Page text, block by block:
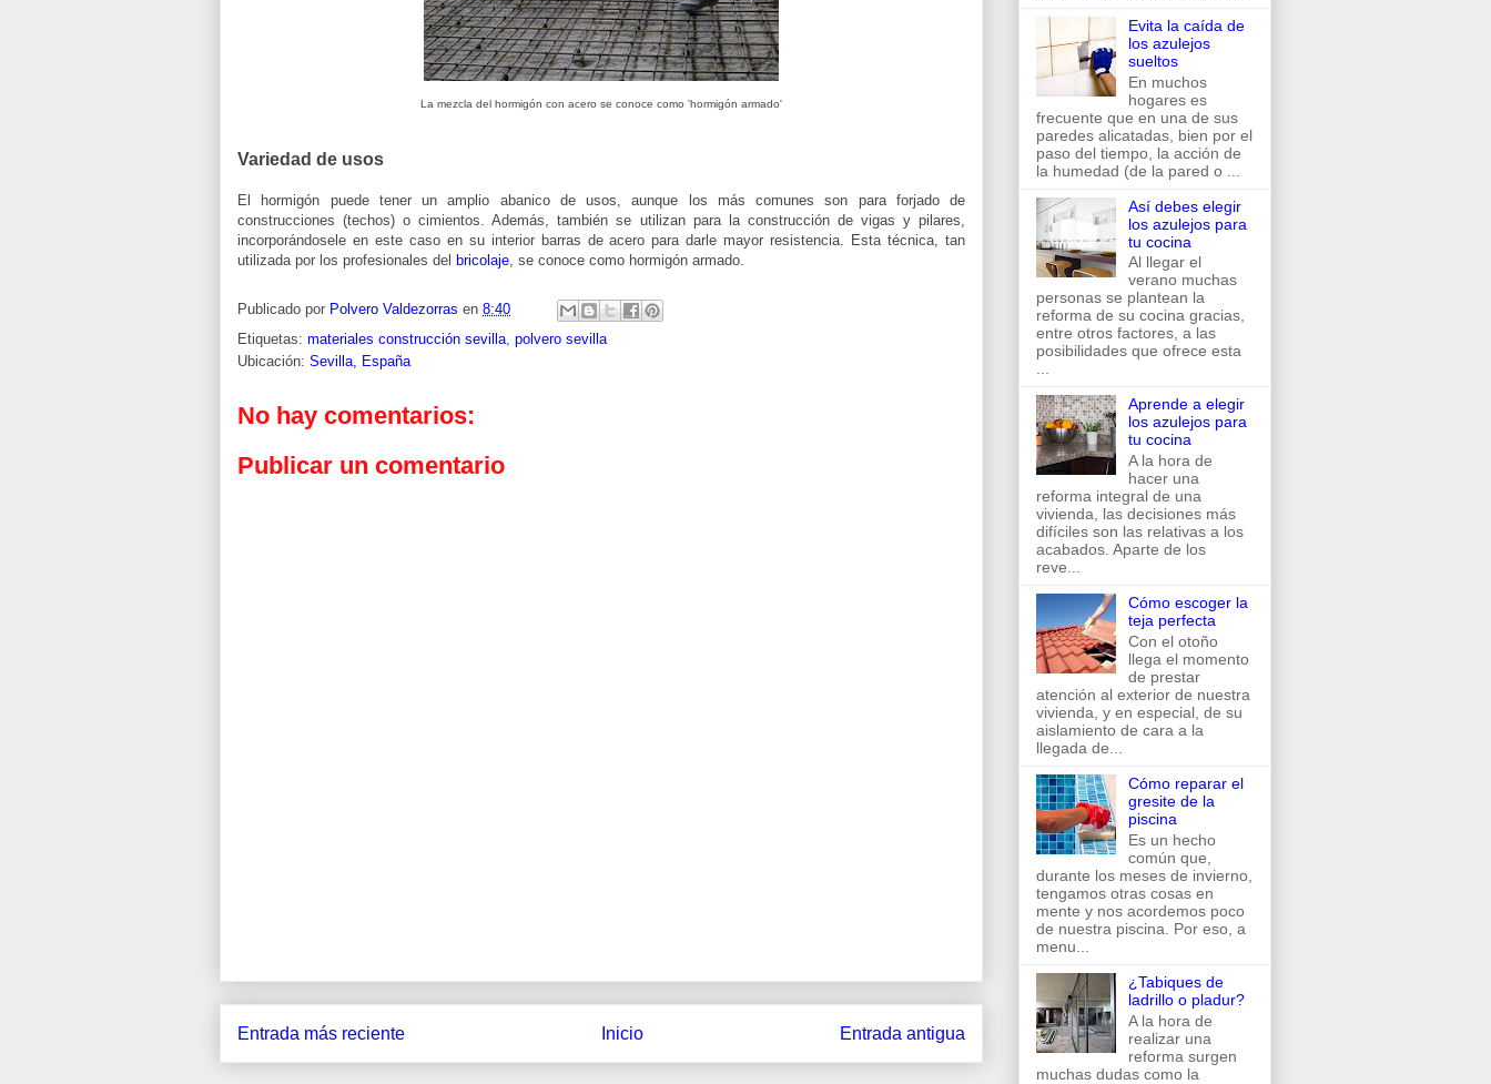
La mezcla del hormigón con acero se conoce como 'hormigón armado'
Variedad de usos
El hormigón puede tener un amplio abanico de usos, aunque los más comunes son para forjado de
construcciones (techos) o cimientos. Además, también se utilizan para la construcción de vigas y pilares,
incorporándosele en este caso en su interior barras de acero para darle mayor resistencia. Esta técnica, tan
utilizada por los profesionales del bricolaje , se conoce como hormigón armado.
Publicado por Polvero Valdezorras en 8:40
Etiquetas: materiales construcción sevilla polvero sevilla
Ubicación: Sevilla, España
No hay comentarios:
Publicar un comentario
Entrada más reciente Entrada antigua
Inicio
Evita la caída de
los azulejos
sueltos
En muchos
hogares es
frecuente que en una de sus
paredes alicatadas, bien por el
paso del tiempo, la acción de
la humedad (de la pared o ...
Así debes elegir
los azulejos para
tu cocina
Al llegar el
verano muchas
personas se plantean la
reforma de su cocina gracias,
entre otros factores, a las
posibilidades que ofrece esta
...
Aprende a elegir
los azulejos para
tu cocina
A la hora de
hacer una
reforma integral de una
vivienda, las decisiones más
difíciles son las relativas a los
acabados. Aparte de los
reve...
Cómo escoger la
teja perfecta
Con el otoño
llega el momento
de prestar
atención al exterior de nuestra
vivienda, y en especial, de su
aislamiento de cara a la
llegada de...
Cómo reparar el
gresite de la
piscina
Es un hecho
común que,
durante los meses de invierno,
tengamos otras cosas en
mente y nos acordemos poco
de nuestra piscina. Por eso, a
menu...
¿Tabiques de
ladrillo o pladur?
A la hora de
realizar una
reforma surgen
muchas dudas como la